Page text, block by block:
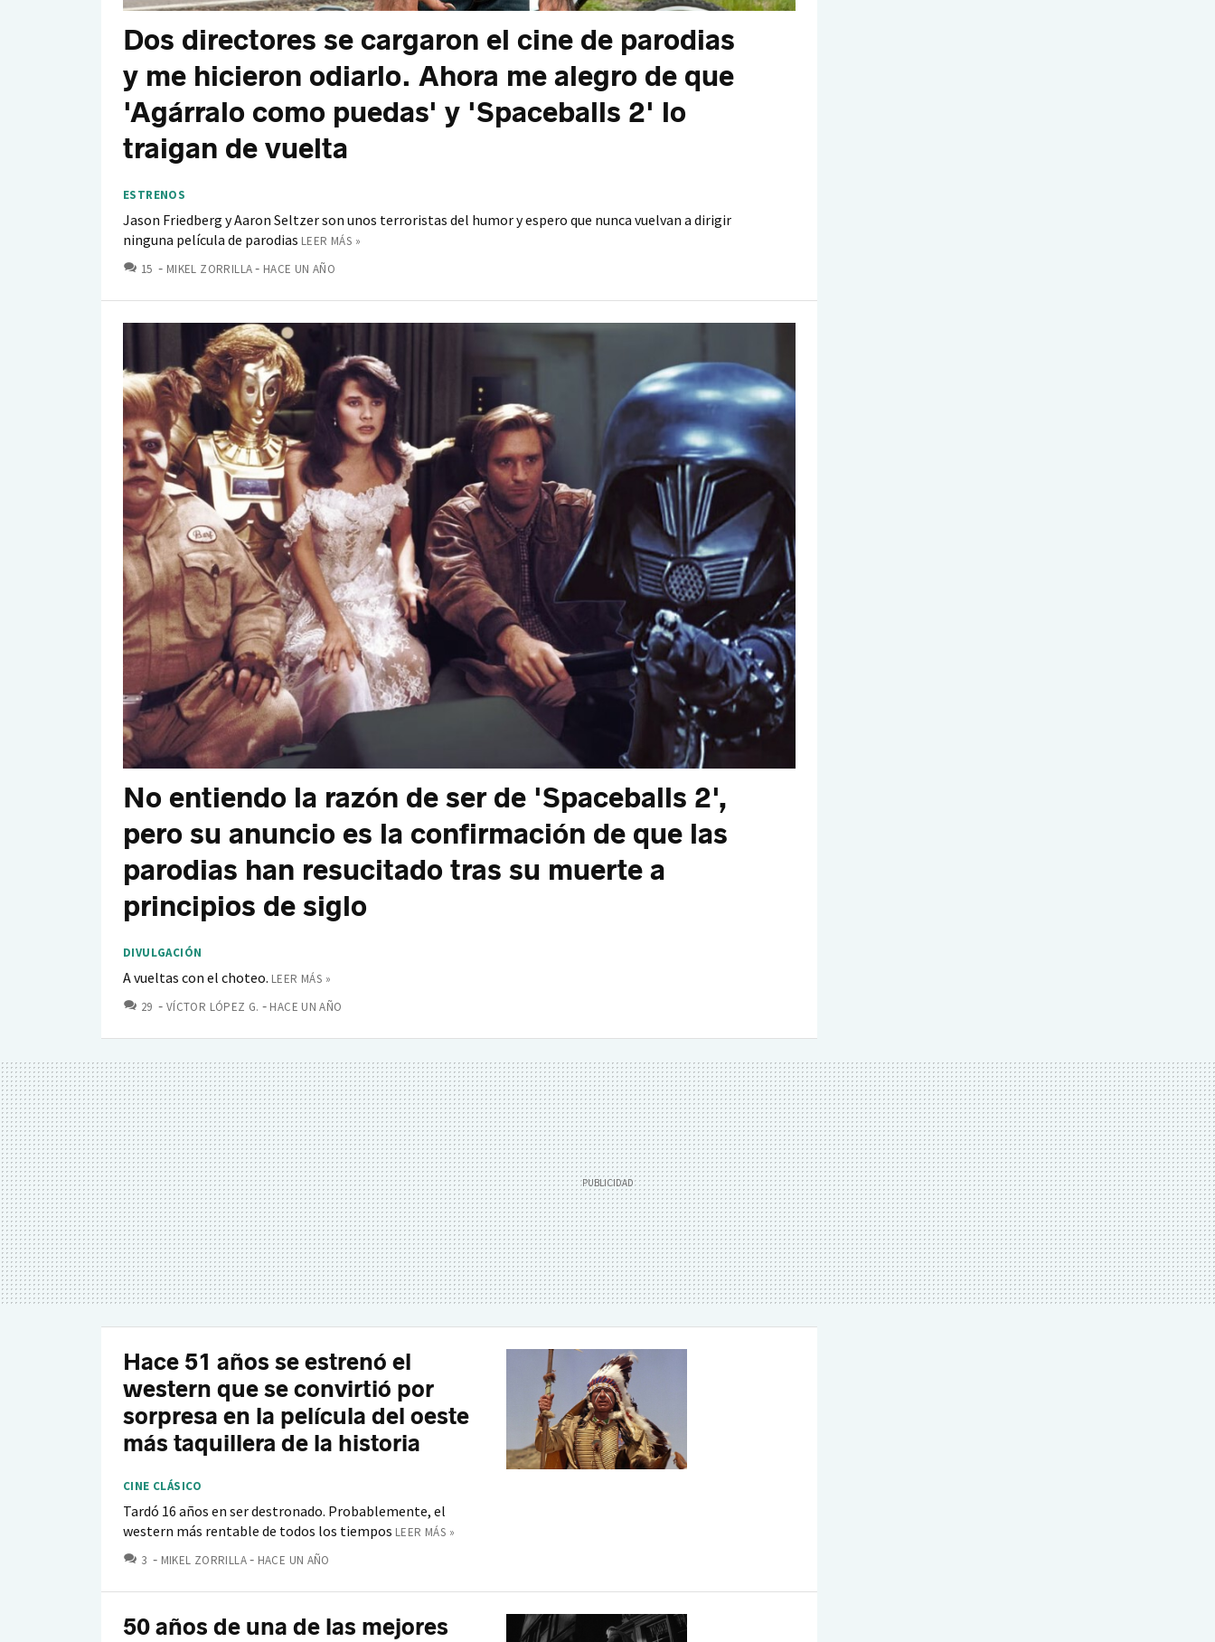
Dos directores se cargaron el cine de parodias
y me hicieron odiarlo. Ahora me alegro de que
'Agárralo como puedas' y 'Spaceballs 2' lo
traigan de vuelta
ESTRENOS
Jason Friedberg y Aaron Seltzer son unos terroristas del humor y espero que nunca vuelvan a dirigir
ninguna película de parodias LEER MÁS »
15 COMENTARIOS
MIKEL ZORRILLA HACE UN AÑO
No entiendo la razón de ser de 'Spaceballs 2',
pero su anuncio es la confirmación de que las
parodias han resucitado tras su muerte a
principios de siglo
DIVULGACIÓN
A vueltas con el choteo. LEER MÁS »
29 COMENTARIOS
VÍCTOR LÓPEZ G. HACE UN AÑO
Hace 51 años se estrenó el
western que se convirtió por
sorpresa en la película del oeste
más taquillera de la historia
CINE CLÁSICO
Tardó 16 años en ser destronado. Probablemente, el
western más rentable de todos los tiempos LEER MÁS »
3 COMENTARIOS
MIKEL ZORRILLA HACE UN AÑO
50 años de una de las mejores